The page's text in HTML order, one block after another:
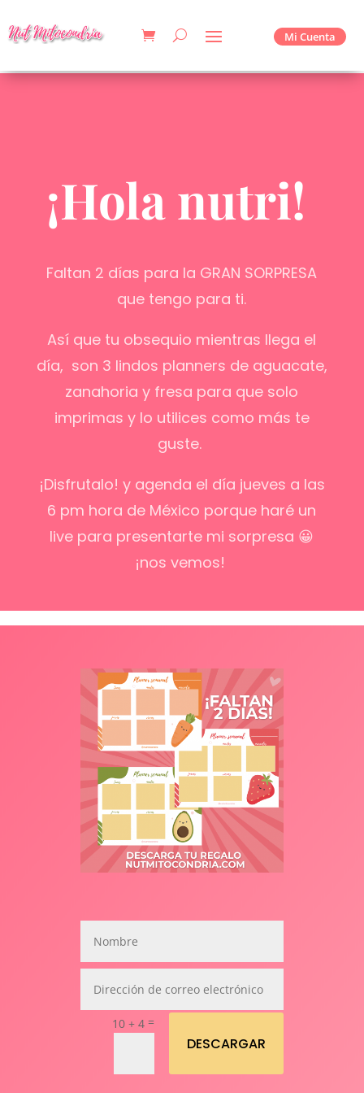
Mi Cuenta
¡Hola nutri!
Faltan 2 días para la GRAN SORPRESA
que tengo para ti.
Así que tu obsequio mientras llega el
día, son 3 lindos planners de aguacate,
zanahoria y fresa para que solo
imprimas y lo utilices como más te
guste.
¡Disfrutalo! y agenda el día jueves a las
6 pm hora de México porque haré un
live para presentarte mi sorpresa 😀
¡nos vemos!
10 + 4 =
DESCARGAR